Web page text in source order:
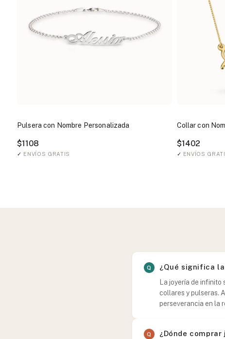
Pulsera con Nombre Personalizada
$1108
✓ ENVÍOS GRATIS
Collar con
$1402
✓ ENVÍOS
¿Qué significa
La joyería de
collares y pulseras.
perseverancia en la
¿Dónde